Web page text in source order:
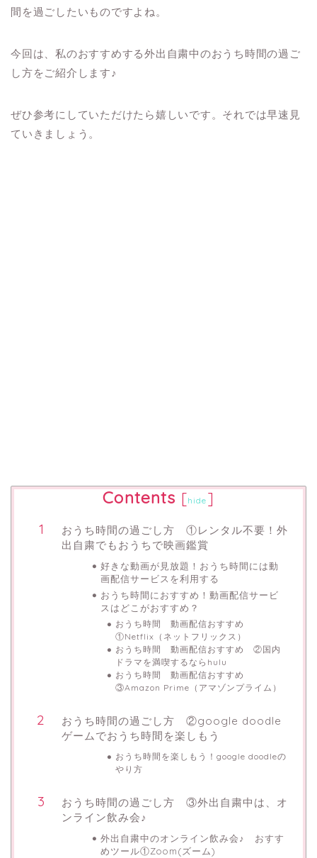
間を過ごしたいものですよね。
今回は、私のおすすめする外出自粛中のおうち時間の過ご
し方をご紹介します♪
ぜひ参考にしていただけたら嬉しいです。それでは早速見
ていきましょう。
Contents [hide ]
おうち時間の過ごし方 ①レンタル不要！外
出自粛でもおうちで映画鑑賞
好きな動画が見放題！おうち時間には動
画配信サービスを利用する
おうち時間におすすめ！動画配信サービ
スはどこがおすすめ？
おうち時間 動画配信おすすめ
①Netflix（ネットフリックス）
おうち時間 動画配信おすすめ ②国内
ドラマを満喫するならhulu
おうち時間 動画配信おすすめ
③Amazon Prime（アマゾンプライム）
おうち時間の過ごし方 ②google doodle
ゲームでおうち時間を楽しもう
おうち時間を楽しもう！google doodleの
やり方
おうち時間の過ごし方 ③外出自粛中は、オ
ンライン飲み会♪
外出自粛中のオンライン飲み会♪ おすす
めツール①Zoom(ズーム)